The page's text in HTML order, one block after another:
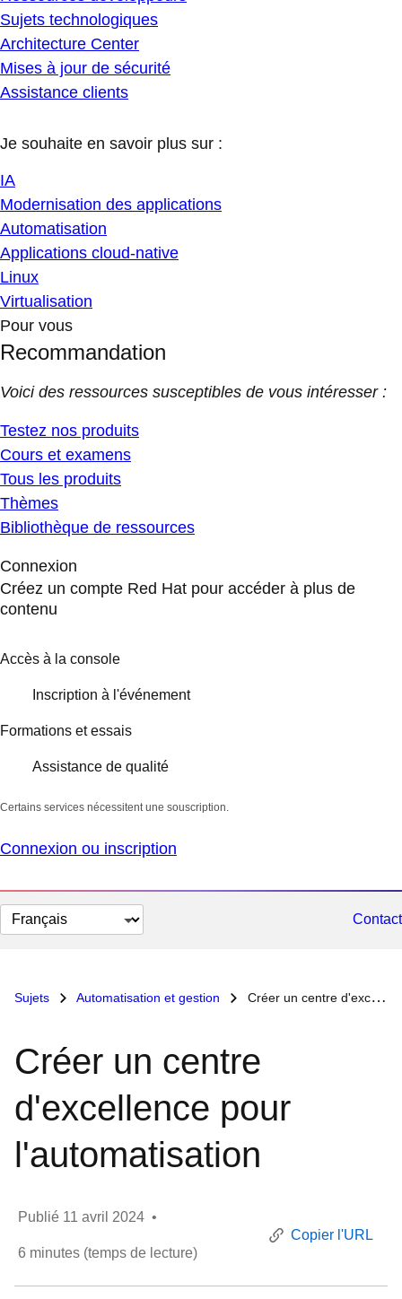
Sujets technologiques
Architecture Center
Mises à jour de sécurité
Assistance clients
Je souhaite en savoir plus sur :
IA
Modernisation des applications
Automatisation
Applications cloud-native
Linux
Virtualisation
Pour vous
Recommandation
Voici des ressources susceptibles de vous intéresser :
Testez nos produits
Cours et examens
Tous les produits
Thèmes
Bibliothèque de ressources
Connexion
Créez un compte Red Hat pour accéder à plus de
contenu
Accès à la console
Inscription à l'événement
Formations et essais
Assistance de qualité
Certains services nécessitent une souscription.
Connexion ou inscription
Changer
la
Contact
Sujets Automatisation et gestion Créer un centre d'excellence pour l'automatisation
Créer un centre
d'excellence pour
l'automatisation
Publié 11 avril 2024 •
6 minutes (temps de lecture)
Copier l'URL